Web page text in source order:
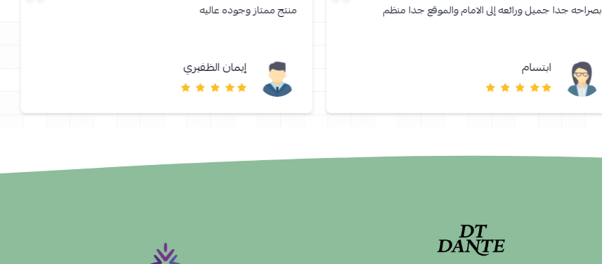
بصراحه جدا جميل ورائعه إلى الامام والموقع جدا منظم
ابتسام
منتج ممتاز وجوده عاليه
إيمان الظفيري